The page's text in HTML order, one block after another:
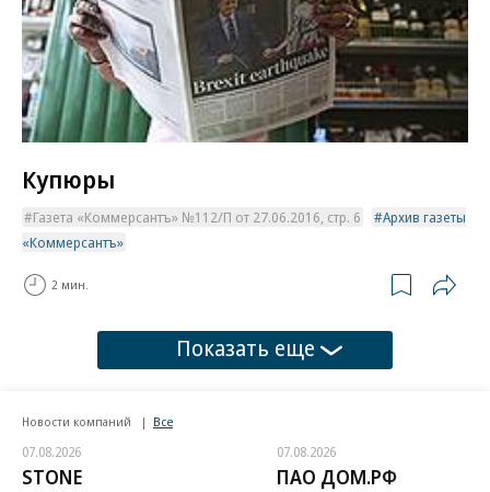
Купюры
Газета «Коммерсантъ» №112/П от 27.06.2016, стр. 6
Архив газеты
«Коммерсантъ»
2 мин.
Показать еще
Новости компаний Все
07.08.2026
STONE
07.08.2026
ПАО ДОМ.РФ